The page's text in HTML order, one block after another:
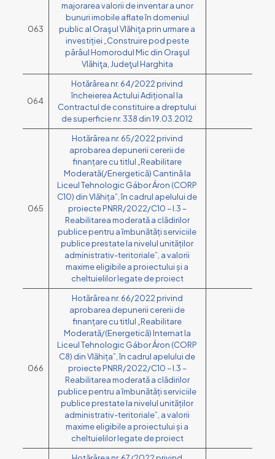
063
majorarea valorii de inventar a unor
bunuri imobile aflate în domeniul
public al Oraşul Vlăhiţa prin urmare a
investiției „Construire pod peste
pârâul Homorodul Mic din Oraşul
Vlăhiţa, Judeţul Harghita
064
Hotărârea nr. 64/2022 privind
încheierea Actului Adițional la
Contractul de constituire a dreptului
de superficie nr. 338 din 19.03.2012
065
Hotărârea nr. 65/2022 privind
aprobarea depunerii cererii de
finanțare cu titlul „Reabilitare
Moderată(/Energetică) Cantină la
Liceul Tehnologic Gábor Áron (CORP
C10) din Vlăhița”, în cadrul apelului de
proiecte PNRR/2022/C10 – I.3 –
Reabilitarea moderată a clădirilor
publice pentru a îmbunătăți serviciile
publice prestate la nivelul unităților
administrativ-teritoriale”, a valorii
maxime eligibile a proiectului și a
cheltuielilor legate de proiect
066
Hotărârea nr. 66/2022 privind
aprobarea depunerii cererii de
finanțare cu titlul „Reabilitare
Moderată/(Energetică) Internat la
Liceul Tehnologic Gábor Áron (CORP
C8) din Vlăhița”, în cadrul apelului de
proiecte PNRR/2022/C10 – I.3 –
Reabilitarea moderată a clădirilor
publice pentru a îmbunătăți serviciile
publice prestate la nivelul unităților
administrativ-teritoriale”, a valorii
maxime eligibile a proiectului și a
cheltuielilor legate de proiect